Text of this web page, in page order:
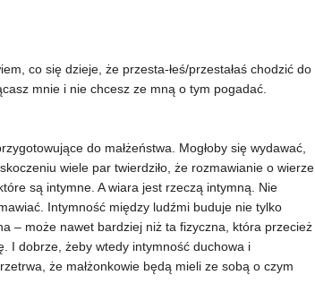
co się dzieje, że przesta-łeś/przestałaś chodzić do
mnie i nie chcesz ze mną o tym pogadać.
do małżeństwa. Mogłoby się wydawać,
wiele par twierdziło, że rozmawianie o wierze
są intymne. A wiara jest rzeczą intymną. Nie
Intymność między ludźmi buduje nie tylko
– może nawet bardziej niż ta fizyczna, która przecież
I dobrze, żeby wtedy intymność duchowa i
że małżonkowie będą mieli ze sobą o czym